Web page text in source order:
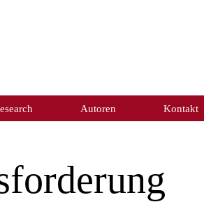
Autoren Kontakt